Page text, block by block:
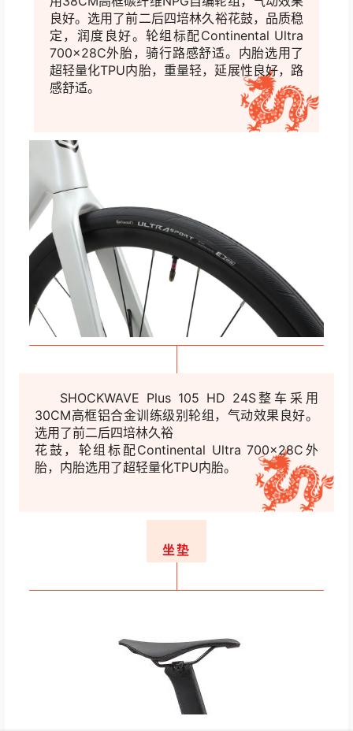
SHOCKWAVE Pro 105 HD 24S整车采
用38CM高框碳纤维NPG自编轮组，气动效果
良好。选用了前二后四培林久裕花鼓，品质稳
定，润度良好。轮组标配Continental Ultra
700x28C外胎，骑行路感舒适。内胎选用了
超轻量化TPU内胎，重量轻，延展性良好，路
感舒适。
SHOCKWAVE Plus 105 HD 24S整车采用
30CM高框铝合金训练级别轮组，气动效果良好。
花鼓，轮组标配Continental Ultra 700x28C外
内胎选用了超轻量化TPU内胎。